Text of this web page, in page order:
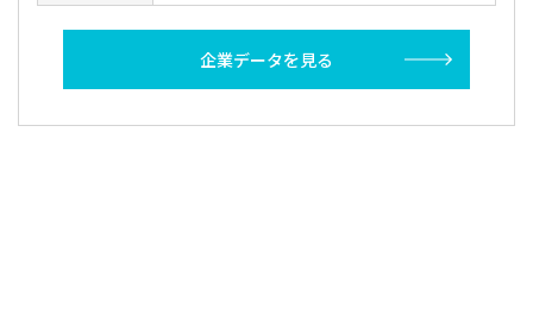
企業データを見る